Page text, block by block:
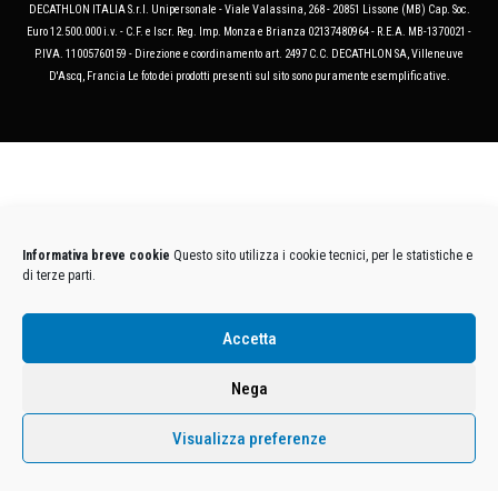
Informativa breve cookie Questo sito utilizza i cookie tecnici, per le statistiche e
di terze parti.
Accetta
Nega
Visualizza preferenze
DECATHLON ITALIA S.r.l. Unipersonale - Viale Valassina, 268 - 20851 Lissone (MB) Cap. Soc.
Euro 12.500.000 i.v. - C.F. e Iscr. Reg. Imp. Monza e Brianza 02137480964 - R.E.A. MB-1370021 -
P.IVA. 11005760159 - Direzione e coordinamento art. 2497 C.C. DECATHLON SA, Villeneuve
D'Ascq, Francia Le foto dei prodotti presenti sul sito sono puramente esemplificative.